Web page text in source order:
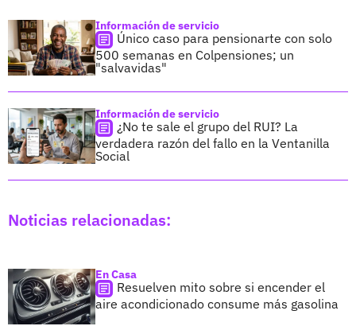
Información de servicio
Único caso para pensionarte con solo
500 semanas en Colpensiones; un
"salvavidas"
Información de servicio
¿No te sale el grupo del RUI? La
verdadera razón del fallo en la Ventanilla
Social
Noticias relacionadas:
En Casa
Resuelven mito sobre si encender el
aire acondicionado consume más gasolina